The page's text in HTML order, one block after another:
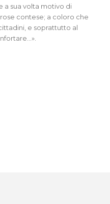
a sua volta motivo di
contese; a coloro che
e soprattutto al